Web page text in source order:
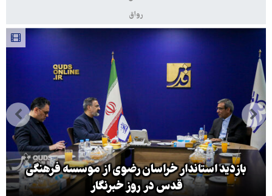
رواق
بازدید استاندار خراسان رضوی از موسسه فرهنگی
قدس در روز خبرنگار